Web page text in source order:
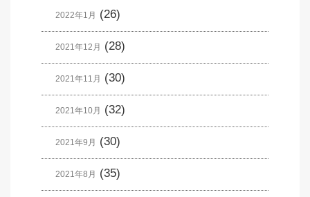
2022年1月 (26)
2021年12月 (28)
2021年11月 (30)
2021年10月 (32)
2021年9月 (30)
2021年8月 (35)